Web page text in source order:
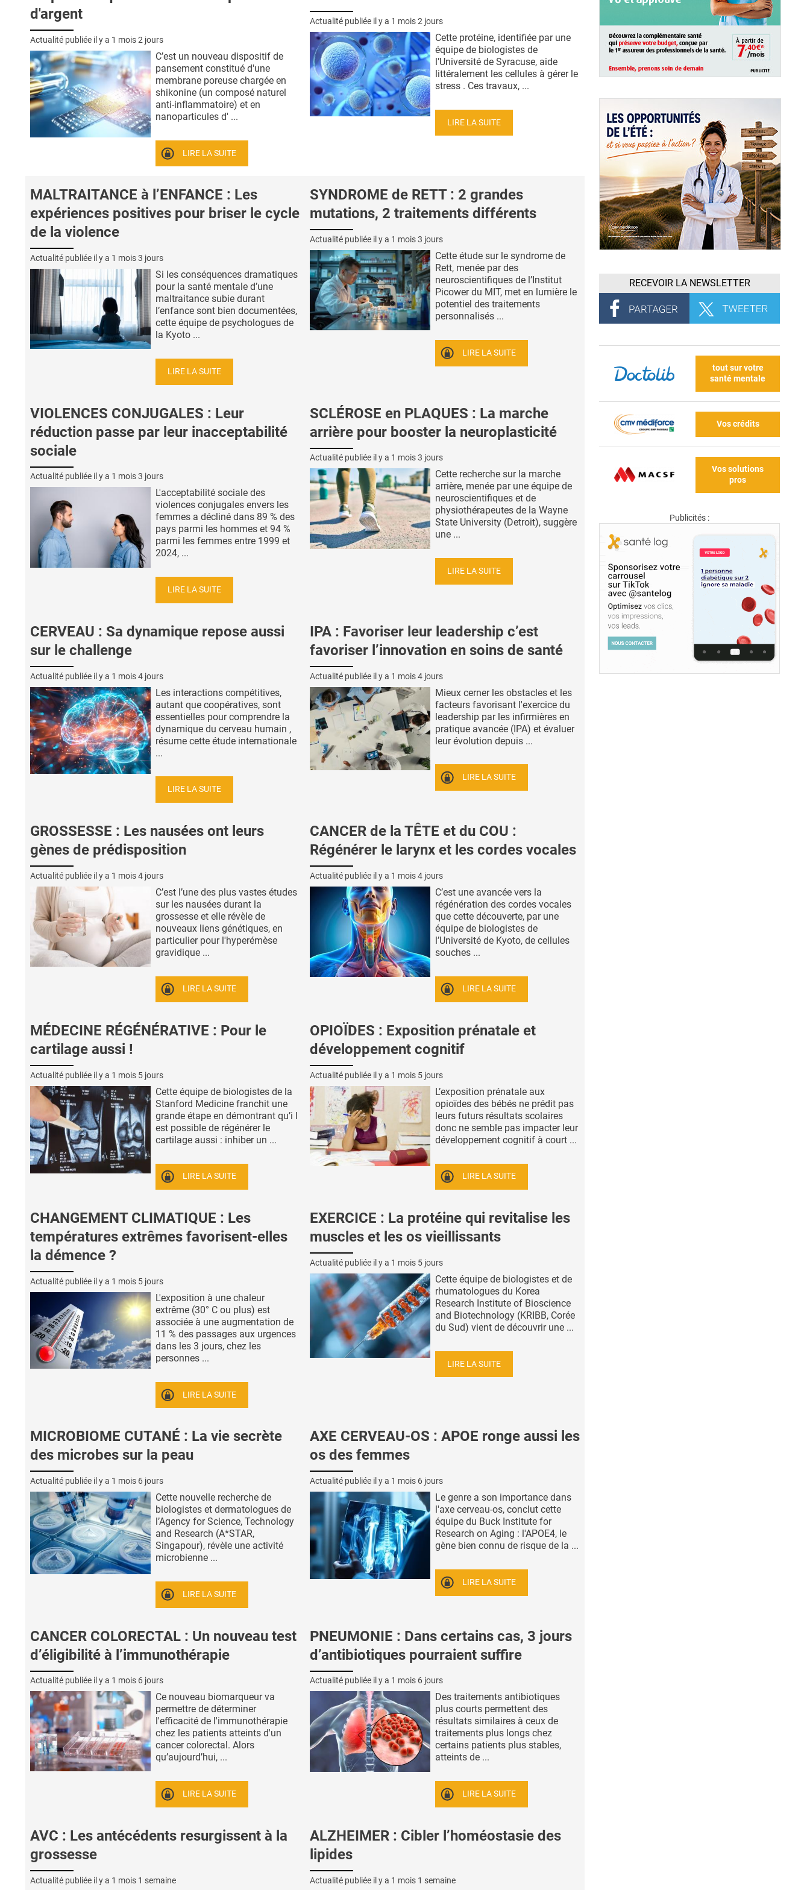
d'argent
Actualité publiée il y a 1 mois 2 jours
C’est un nouveau dispositif de
pansement constitué d'une
membrane poreuse chargée en
shikonine (un composé naturel
anti-inflammatoire) et en
nanoparticules d' ...
LIRE LA SUITE
Actualité publiée il y a 1 mois 2 jours
Cette protéine, identifiée par une
équipe de biologistes de
l’Université de Syracuse, aide
littéralement les cellules à gérer le
stress . Ces travaux, ...
LIRE LA SUITE
MALTRAITANCE à l’ENFANCE : Les
expériences positives pour briser le cycle
de la violence
Actualité publiée il y a 1 mois 3 jours
Si les conséquences dramatiques
pour la santé mentale d’une
maltraitance subie durant
l’enfance sont bien documentées,
cette équipe de psychologues de
la Kyoto ...
LIRE LA SUITE
SYNDROME de RETT : 2 grandes
mutations, 2 traitements différents
Actualité publiée il y a 1 mois 3 jours
Cette étude sur le syndrome de
Rett, menée par des
neuroscientifiques de l’Institut
Picower du MIT, met en lumière le
potentiel des traitements
personnalisés ...
LIRE LA SUITE
VIOLENCES CONJUGALES : Leur
réduction passe par leur inacceptabilité
sociale
Actualité publiée il y a 1 mois 3 jours
L'acceptabilité sociale des
violences conjugales envers les
femmes a décliné dans 89 % des
pays parmi les hommes et 94 %
parmi les femmes entre 1999 et
2024, ...
LIRE LA SUITE
SCLÉROSE en PLAQUES : La marche
arrière pour booster la neuroplasticité
Actualité publiée il y a 1 mois 3 jours
Cette recherche sur la marche
arrière, menée par une équipe de
neuroscientifiques et de
physiothérapeutes de la Wayne
State University (Detroit), suggère
une ...
LIRE LA SUITE
CERVEAU : Sa dynamique repose aussi
sur le challenge
Actualité publiée il y a 1 mois 4 jours
Les interactions compétitives,
autant que coopératives, sont
essentielles pour comprendre la
dynamique du cerveau humain ,
résume cette étude internationale
...
LIRE LA SUITE
IPA : Favoriser leur leadership c’est
favoriser l’innovation en soins de santé
Actualité publiée il y a 1 mois 4 jours
Mieux cerner les obstacles et les
facteurs favorisant l'exercice du
leadership par les infirmières en
pratique avancée (IPA) et évaluer
leur évolution depuis ...
LIRE LA SUITE
GROSSESSE : Les nausées ont leurs
gènes de prédisposition
Actualité publiée il y a 1 mois 4 jours
C’est l’une des plus vastes études
sur les nausées durant la
grossesse et elle révèle de
nouveaux liens génétiques, en
particulier pour l'hyperémèse
gravidique ...
LIRE LA SUITE
CANCER de la TÊTE et du COU :
Régénérer le larynx et les cordes vocales
Actualité publiée il y a 1 mois 4 jours
C’est une avancée vers la
régénération des cordes vocales
que cette découverte, par une
équipe de biologistes de
l’Université de Kyoto, de cellules
souches ...
LIRE LA SUITE
MÉDECINE RÉGÉNÉRATIVE : Pour le
cartilage aussi !
Actualité publiée il y a 1 mois 5 jours
Cette équipe de biologistes de la
Stanford Medicine franchit une
grande étape en démontrant qu’i l
est possible de régénérer le
cartilage aussi : inhiber un ...
LIRE LA SUITE
OPIOÏDES : Exposition prénatale et
développement cognitif
Actualité publiée il y a 1 mois 5 jours
L’exposition prénatale aux
opioïdes des bébés ne prédit pas
leurs futurs résultats scolaires
donc ne semble pas impacter leur
développement cognitif à court ...
LIRE LA SUITE
CHANGEMENT CLIMATIQUE : Les
températures extrêmes favorisent-elles
la démence ?
Actualité publiée il y a 1 mois 5 jours
L'exposition à une chaleur
extrême (30° C ou plus) est
associée à une augmentation de
11 % des passages aux urgences
dans les 3 jours, chez les
personnes ...
LIRE LA SUITE
EXERCICE : La protéine qui revitalise les
muscles et les os vieillissants
Actualité publiée il y a 1 mois 5 jours
Cette équipe de biologistes et de
rhumatologues du Korea
Research Institute of Bioscience
and Biotechnology (KRIBB, Corée
du Sud) vient de découvrir une ...
LIRE LA SUITE
MICROBIOME CUTANÉ : La vie secrète
des microbes sur la peau
Actualité publiée il y a 1 mois 6 jours
Cette nouvelle recherche de
biologistes et dermatologues de
l’Agency for Science, Technology
and Research (A*STAR,
Singapour), révèle une activité
microbienne ...
LIRE LA SUITE
AXE CERVEAU-OS : APOE ronge aussi les
os des femmes
Actualité publiée il y a 1 mois 6 jours
Le genre a son importance dans
l'axe cerveau-os, conclut cette
équipe du Buck Institute for
Research on Aging : l'APOE4, le
gène bien connu de risque de la ...
LIRE LA SUITE
CANCER COLORECTAL : Un nouveau test
d’éligibilité à l’immunothérapie
Actualité publiée il y a 1 mois 6 jours
Ce nouveau biomarqueur va
permettre de déterminer
l'efficacité de l'immunothérapie
chez les patients atteints d'un
cancer colorectal. Alors
qu’aujourd’hui, ...
LIRE LA SUITE
PNEUMONIE : Dans certains cas, 3 jours
d’antibiotiques pourraient suffire
Actualité publiée il y a 1 mois 6 jours
Des traitements antibiotiques
plus courts permettent des
résultats similaires à ceux de
traitements plus longs chez
certains patients plus stables,
atteints de ...
LIRE LA SUITE
AVC : Les antécédents resurgissent à la
grossesse
Actualité publiée il y a 1 mois 1 semaine
ALZHEIMER : Cibler l’homéostasie des
lipides
Actualité publiée il y a 1 mois 1 semaine
RECEVOIR LA NEWSLETTER
tout sur votre
santé mentale
Vos crédits
Vos solutions
pros
Publicités :